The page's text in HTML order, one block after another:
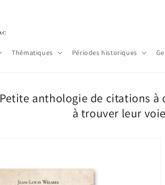
Thématiques Périodes historiques
Petite anthologie de citations à
à trouver leur